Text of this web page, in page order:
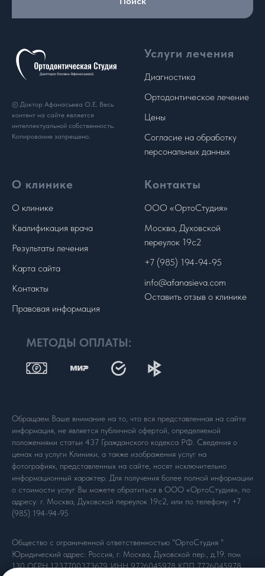
© Доктор Афанасьева О.Е. Весь
контент на сайте является
интеллектуальной собственность.
Копирование запрещено.
Услуги лечения
Диагностика
Ортодонтическое лечение
Цены
Согласие на обработку
персональных данных
О клинике
О клинике
Квалификация врача
Результаты лечения
Карта сайта
Контакты
Правовая информация
Контакты
ООО «ОртоСтудия»
Москва, Духовской
переулок 19с2
+7 (985) 194-94-95
info@afanasieva.com
Оставить отзыв о клинике
МЕТОДЫ ОПЛАТЫ:
Обращаем Ваше внимание на то, что вся представленная на сайте
информация, не является публичной офертой, определяемой
положениями статьи 437 Гражданского кодекса РФ. Сведения о
ценах на услуги Клиники, а также изображения услуг на
фотографиях, представленных на сайте, носят исключительно
информационный характер. Для получения более полной информации
о стоимости услуг Вы можете обратиться в ООО «ОртоСтудия», по
адресу: г. Москва, Духовской переулок 19с2, или по телефону: +7
(985) 194-94-95
Общество с ограниченной ответственностью "ОртоСтудия "
Юридический адрес: Россия, г. Москва, Духовской пер., д.19. пом
130 ОГРН 1237700373679 ИНН 9726045978 КПП 7726045978